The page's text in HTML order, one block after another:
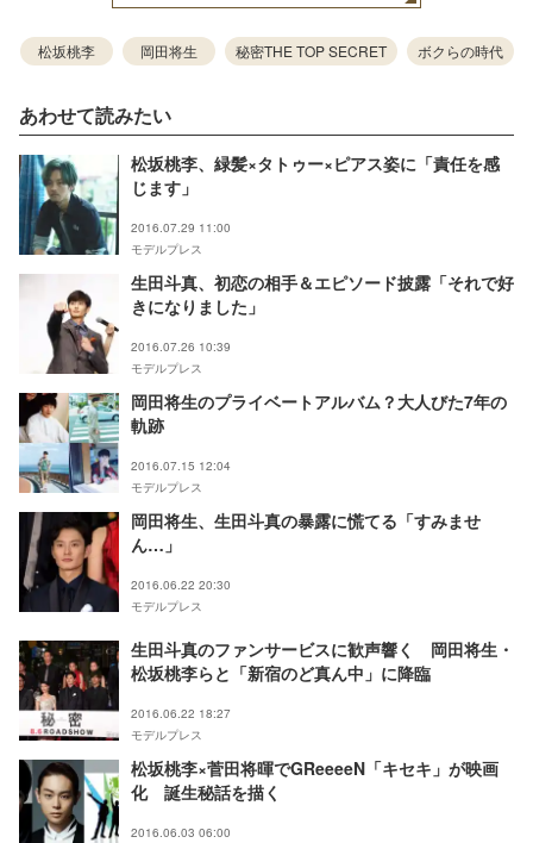
松坂桃李 岡田将生 秘密THE TOP SECRET ボクらの時代
あわせて読みたい
松坂桃李、緑髪×タトゥー×ピアス姿に「責任を感
じます」
2016.07.29 11:00
モデルプレス
生田斗真、初恋の相手＆エピソード披露「それで好
きになりました」
2016.07.26 10:39
モデルプレス
岡田将生のプライベートアルバム？大人びた7年の
軌跡
2016.07.15 12:04
モデルプレス
岡田将生、生田斗真の暴露に慌てる「すみませ
ん…」
2016.06.22 20:30
モデルプレス
生田斗真のファンサービスに歓声響く 岡田将生・
松坂桃李らと「新宿のど真ん中」に降臨
2016.06.22 18:27
モデルプレス
松坂桃李×菅田将暉でGReeeeN「キセキ」が映画
化 誕生秘話を描く
2016.06.03 06:00